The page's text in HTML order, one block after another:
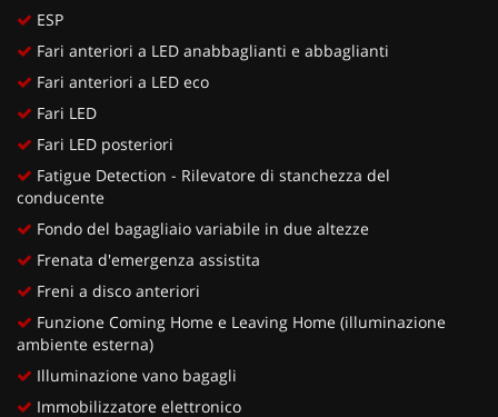
ESP
Fari anteriori a LED anabbaglianti e abbaglianti
Fari anteriori a LED eco
Fari LED
Fari LED posteriori
Fatigue Detection - Rilevatore di stanchezza del
conducente
Fondo del bagagliaio variabile in due altezze
Frenata d'emergenza assistita
Freni a disco anteriori
Funzione Coming Home e Leaving Home (illuminazione
ambiente esterna)
Illuminazione vano bagagli
Immobilizzatore elettronico